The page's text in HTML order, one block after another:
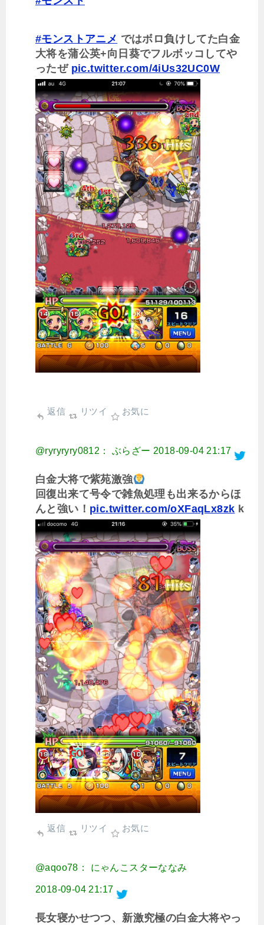
#モンストアニメ ではボロ負けしてた白金
大将を蒲公英+向日葵でフルボッコしてや
ったぜ pic.twitter.com/4iUs32UC0W
返信 リツイ お気に
@ryryryry0812： ぶらざー 2018-09-04 21:17
白金大将で紫苑激強
回復出来て号令で雑魚処理も出来るからほ
んと強い！ pic.twitter.com/oXFaqLx8zk k
返信 リツイ お気に
@aqoo78： にゃんこスターななみ
2018-09-04 21:17
長女寝かせつつ、新激究極の白金大将やっ